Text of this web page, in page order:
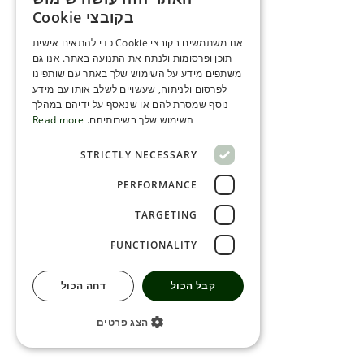
ENGLISH
SERBIA
HEBREW
RUSSIAN
SERBIAN-2
בקובצי Cookie
אנו משתמשים בקובצי Cookie כדי להתאים אישית
תוכן ופרסומות ולנתח את התנועה באתר. אנו גם
משתפים מידע על השימוש שלך באתר עם שותפינו
לפרסום ולניתוח, שעשויים לשלב אותו עם מידע
נוסף שמסרת להם או שנאסף על ידיהם במהלך
השימוש שלך בשירותיהם. Read more
STRICTLY NECESSARY
PERFORMANCE
TARGETING
FUNCTIONALITY
קבל הכול דחה הכול
הצג פרטים